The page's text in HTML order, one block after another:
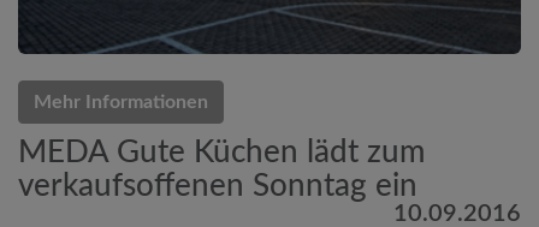
Mehr Informationen
MEDA Gute Küchen lädt zum
verkaufsoffenen Sonntag ein
10.09.2016